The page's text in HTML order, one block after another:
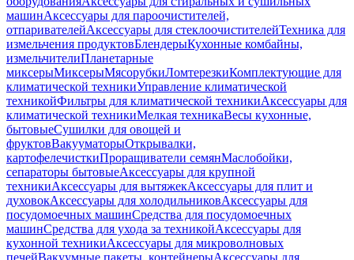
машинАксессуары для пароочистителей,
отпаривателейАксессуары для стеклоочистителейТехника для
измельчения продуктовБлендерыКухонные комбайны,
измельчителиПланетарные
миксерыМиксерыМясорубкиЛомтерезкиКомплектующие для
климатической техникиУправление климатической
техникойФильтры для климатической техникиАксессуары для
климатической техникиМелкая техникаВесы кухонные,
бытовыеСушилки для овощей и
фруктовВакууматорыОткрывалки,
картофелечисткиПроращиватели семянМаслобойки,
сепараторы бытовыеАксессуары для крупной
техникиАксессуары для вытяжекАксессуары для плит и
духовокАксессуары для холодильниковАксессуары для
посудомоечных машинСредства для посудомоечных
машинСредства для ухода за техникойАксессуары для
кухонной техникиАксессуары для микроволновых
печейВакуумные пакеты, контейнерыАксессуары для